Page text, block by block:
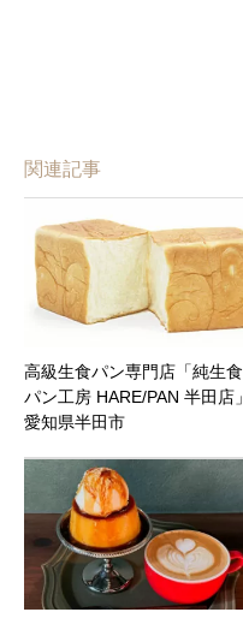
関連記事
高級生食パン専門店「純生食
パン工房 HARE/PAN 半田店」
愛知県半田市